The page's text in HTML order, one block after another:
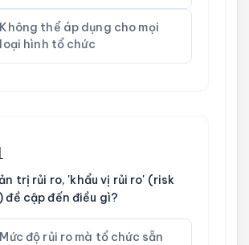
Không thể áp dụng cho mọi
loại hình tổ chức
trị rủi ro, 'khẩu vị rủi ro' (risk
cập đến điều gì?
Mức độ rủi ro mà tổ chức sẵn